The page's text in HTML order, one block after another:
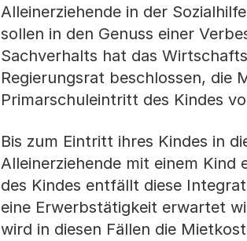
Alleinerziehende in der
sollen in den Genuss einer
Sachverhalts hat das
Regierungsrat beschlossen, die
Primarschuleintritt des Kindes
Bis zum Eintritt ihres Kindes in
Alleinerziehende mit einem
des Kindes entfällt diese
eine Erwerbstätigkeit erwartet
wird in diesen Fällen die